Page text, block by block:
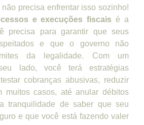
precisa enfrentar isso sozinho!
e execuções fiscais é a
precisa para garantir que seus
e que o governo não
da legalidade. Com um
lado, você terá estratégias
cobranças abusivas, reduzir
muitos casos, até anular débitos
tranquilidade de saber que seu
e que você está fazendo valer